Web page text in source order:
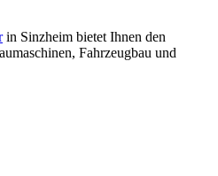
in Sinzheim bietet Ihnen den
Fahrzeugbau und